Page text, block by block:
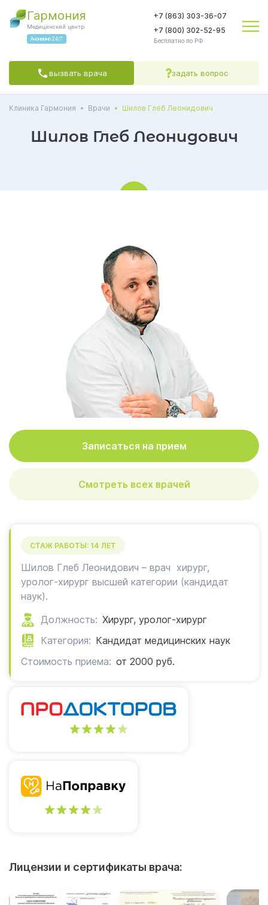
Гармония
Медицинский центр
Анонимно 24/7
+7 (863) 303-36-07
+7 (800) 302-52-95
Бесплатно по РФ
вызвать врача задать вопрос
Яндекс.Метрика
СОГЛАСЕН(А)
Клиника Гармония Врачи Шилов Глеб Леонидович
Шилов Глеб Леонидович
Записаться на прием
Смотреть всех врачей
СТАЖ РАБОТЫ: 14 ЛЕТ
Шилов Глеб Леонидович – врач хирург,
уролог-хирург высшей категории (кандидат
наук).
Должность: Хирург, уролог-хирург
Категория: Кандидат медицинских наук
Стоимость приема: от 2000 руб.
Лицензии и сертификаты врача: